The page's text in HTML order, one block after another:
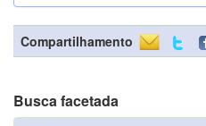
Compartilhamento
Busca facetada